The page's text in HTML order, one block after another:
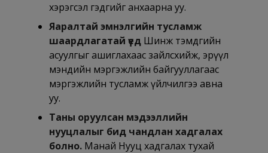
хэрэгсэл гэдгийг анхаарна уу.
Яаралтай эмнэлгийн тусламж
шаардлагатай үед Шинж тэмдгийн
асуулгыг ашиглахаас зайлсхийж, эрүүл
мэндийн мэргэжлийн байгууллагаас
мэргэжлийн тусламж үйлчилгээ авна
уу.
Таны оруулсан мэдээллийн
нууцлалыг бид чандлан хадгалах
болно. Манай Нууц хадгалах тухай